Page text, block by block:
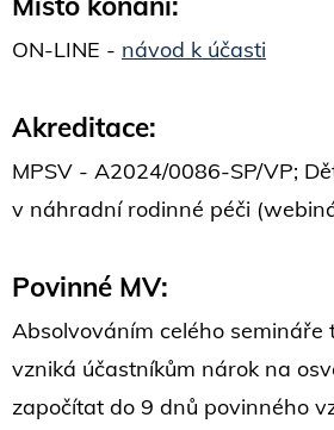
ON-LINE - návod k účasti
Akreditace:
MPSV - A2024/0086-SP/VP;
v náhradní rodinné péči
Povinné MV:
Absolvováním celého semináře
vzniká účastníkům nárok na
započítat do 9 dnů povinného